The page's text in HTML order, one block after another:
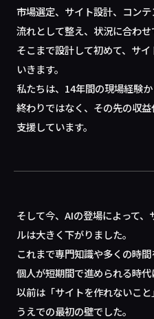
市場選定、サイト設計、コン
流れとして整え、状況に合わせ
そこまで設計して初めて、サ
いきます。
私たちは、14年間の現場経験
終わりではなく、その先の収
支援しています。
そして今、AIの登場によって
ルは大きく下がりました。
これまで専門知識や多くの時間
個人が短期間で進められる時代
以前は「サイトを作れないこ
うえでの最初の壁でした。